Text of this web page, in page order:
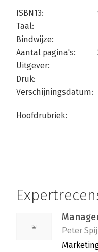
ISBN13:
Taal:
Bindwijze:
Aantal pagina's:
Uitgever:
Druk:
Verschijningsdatum:
Hoofdrubriek:
Peter